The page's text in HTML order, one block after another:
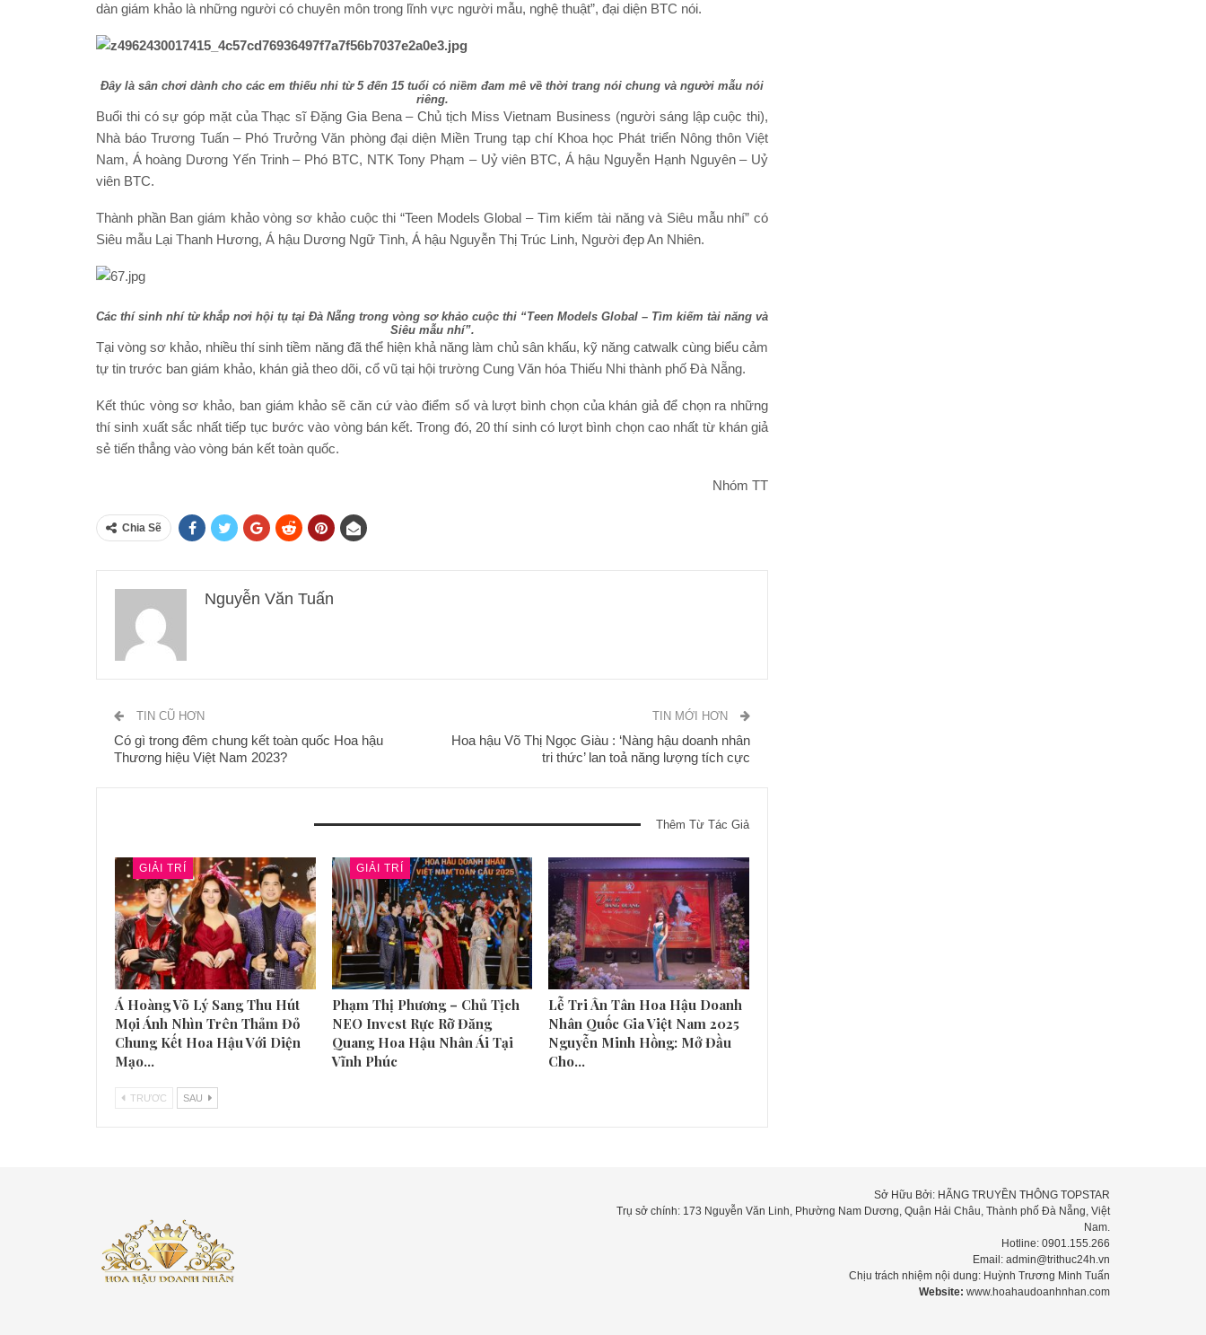
dàn giám khảo là những người có chuyên môn trong lĩnh vực người mẫu, nghệ thuật”, đại diện BTC nói.
Đây là sân chơi dành cho các em thiếu nhi từ 5 đến 15 tuổi có niềm đam mê về thời trang nói chung và người mẫu nói
riêng.
Buổi thi có sự góp mặt của Thạc sĩ Đặng Gia Bena – Chủ tịch Miss Vietnam Business (người sáng lập cuộc thi),
Nhà báo Trương Tuấn – Phó Trưởng Văn phòng đại diện Miền Trung tạp chí Khoa học Phát triển Nông thôn Việt
Nam, Á hoàng Dương Yến Trinh – Phó BTC, NTK Tony Phạm – Uỷ viên BTC, Á hậu Nguyễn Hạnh Nguyên – Uỷ
viên BTC.
Thành phần Ban giám khảo vòng sơ khảo cuộc thi “Teen Models Global – Tìm kiếm tài năng và Siêu mẫu nhí” có
Siêu mẫu Lại Thanh Hương, Á hậu Dương Ngữ Tình, Á hậu Nguyễn Thị Trúc Linh, Người đẹp An Nhiên.
Các thí sinh nhí từ khắp nơi hội tụ tại Đà Nẵng trong vòng sơ khảo cuộc thi “Teen Models Global – Tìm kiếm tài năng và
Siêu mẫu nhí”.
Tại vòng sơ khảo, nhiều thí sinh tiềm năng đã thể hiện khả năng làm chủ sân khấu, kỹ năng catwalk cùng biểu cảm
tự tin trước ban giám khảo, khán giả theo dõi, cổ vũ tại hội trường Cung Văn hóa Thiếu Nhi thành phố Đà Nẵng.
Kết thúc vòng sơ khảo, ban giám khảo sẽ căn cứ vào điểm số và lượt bình chọn của khán giả để chọn ra những
thí sinh xuất sắc nhất tiếp tục bước vào vòng bán kết. Trong đó, 20 thí sinh có lượt bình chọn cao nhất từ khán giả
sẻ tiến thẳng vào vòng bán kết toàn quốc.
Nhóm TT
Chia Sẽ
Nguyễn Văn Tuấn
TIN CŨ HƠN
Có gì trong đêm chung kết toàn quốc Hoa hậu
Thương hiệu Việt Nam 2023?
TIN MỚI HƠN
Hoa hậu Võ Thị Ngọc Giàu : ‘Nàng hậu doanh nhân
tri thức’ lan toả năng lượng tích cực
Thêm Từ Tác Giả
GIẢI TRÍ
Á Hoàng Võ Lý Sang Thu Hút
Mọi Ánh Nhìn Trên Thảm Đỏ
Chung Kết Hoa Hậu Với Diện
Mạo…
GIẢI TRÍ
Phạm Thị Phương – Chủ Tịch
NEO Invest Rực Rỡ Đăng
Quang Hoa Hậu Nhân Ái Tại
Vĩnh Phúc
Lễ Tri Ân Tân Hoa Hậu Doanh
Nhân Quốc Gia Việt Nam 2025
Nguyễn Minh Hồng: Mở Đầu
Cho…
TRƯƠC SAU
Sở Hữu Bởi: HÃNG TRUYỀN THÔNG TOPSTAR
Trụ sở chính: 173 Nguyễn Văn Linh, Phường Nam Dương, Quận Hải Châu, Thành phố Đà Nẵng, Việt
Nam.
Hotline: 0901.155.266
Email: admin@trithuc24h.vn
Chịu trách nhiệm nội dung: Huỳnh Trương Minh Tuấn
Website: www.hoahaudoanhnhan.com